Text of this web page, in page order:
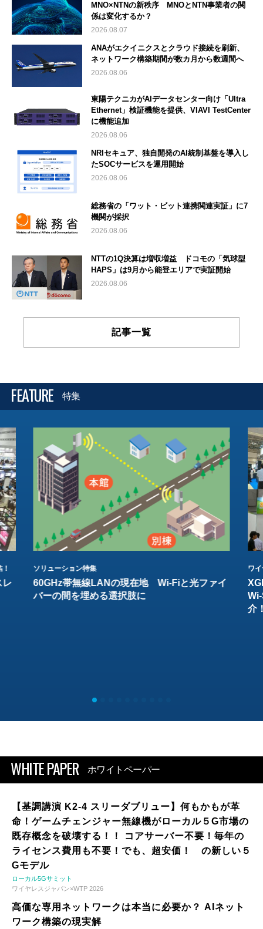
MNO×NTNの新秩序 MNOとNTN事業者の関
係は変化するか？
2026.08.07
ANAがエクイニクスとクラウド接続を刷新、
ネットワーク構築期間が数カ月から数週間へ
2026.08.06
東陽テクニカがAIデータセンター向け「Ultra
Ethernet」検証機能を提供、VIAVI TestCenter
に機能追加
2026.08.06
NRIセキュア、独自開発のAI統制基盤を導入し
たSOCサービスを運用開始
2026.08.06
総務省の「ワット・ビット連携関連実証」に7
機関が採択
2026.08.06
NTTの1Q決算は増収増益 ドコモの「気球型
HAPS」は9月から能登エリアで実証開始
2026.08.06
記事一覧
FEATURE 特集
レ
ソリューション特集
60GHz帯無線LANの現在地 Wi-Fiと光ファイ
バーの間を埋める選択肢に
ワ
介
WHITE PAPER ホワイトペーパー
【基調講演 K2-4 スリーダブリュー】何もかもが革
命！ゲームチェンジャー無線機がローカル５G市場の
既存概念を破壊する！！ コアサーバー不要！毎年の
ライセンス費用も不要！でも、超安価！ の新しい５
Gモデル
ローカル5Gサミット
ワイヤレスジャパン×WTP 2026
高価な専用ネットワークは本当に必要か？ AIネット
ワーク構築の現実解